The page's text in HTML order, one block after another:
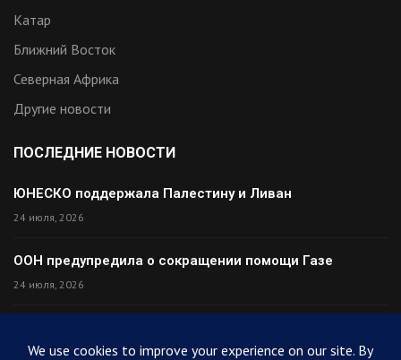
Катар
Ближний Восток
Северная Африка
Другие новости
ПОСЛЕДНИЕ НОВОСТИ
ЮНЕСКО поддержала Палестину и Ливан
24 июля, 2026
ООН предупредила о сокращении помощи Газе
24 июля, 2026
24 июля, 2026